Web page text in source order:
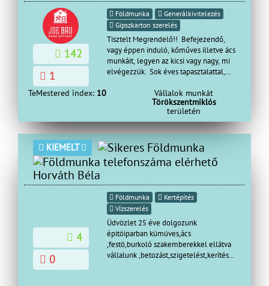
142
1
Földmunka
Generálkivitelezés
Gipszkarton szerelés
Tisztelt Megrendelő!! Befejezendő,
vagy éppen induló, kőműves illetve ács
munkáit, legyen az kicsi vagy nagy, mi
elvégezzük. Sok éves tapasztalattal,
felújítás falazás, vakolás,
színezés, terasz
épités tárolók,melléképületekkerítés homlokzati
hőszigetelés, hideg-meleg
burkolás, bontás festés térbetonozás
akár S.O.Sajtók-ablakok
cseréje mindenfele munkák az
épitőiparban Megbízhatóság, precizitás,
szüksége hívjon bátran !!!
TeMestered index: 10
Vállalok munkát
Törökszentmiklós
területén
KIEMELT
Horváth Béla
4
0
Földmunka
Kertépítés
Vízszerelés
Üdvözlet 25 éve dolgozunk
épitöiparban kümüves,ács
,festö,burkoló szakemberekkel ellátva
vállalunk ,betozást,szigetelést,kerítés